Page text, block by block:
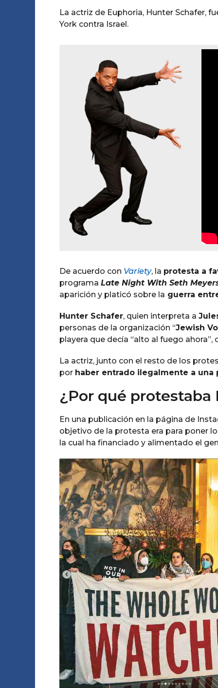
La actriz de Euphoria, Hunter Schafer,
York contra Israel.
De acuerdo con Variety, la protesta a
programa Late Night With Seth
aparición y platicó sobre la guerra
Hunter Schafer, quien interpreta a
personas de la organización “Jewish
playera que decía “alto al fuego
La actriz, junto con el resto de los
por haber entrado ilegalmente a una
¿Por qué protestaba
En una publicación en la página de
objetivo de la protesta era para poner
la cual ha financiado y alimentado el